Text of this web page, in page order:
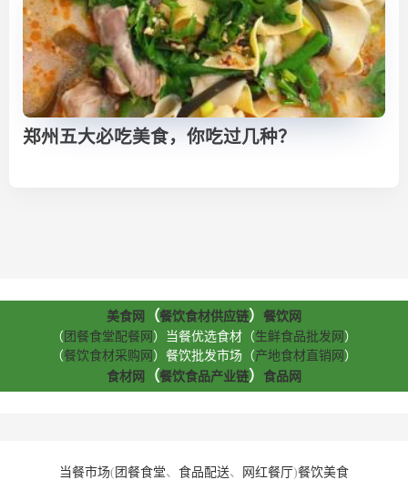
郑州五大必吃美食，你吃过几种？
美食网 （餐饮食材供应链）
餐饮网
（ 团餐食堂配餐网 ）当餐优选食材（生鲜食品批发网 ）
（餐饮食材采购网 ）餐饮批发市场（产地食材直销网 ）
食材网
（餐饮食品产业链） 食品网
当餐市场( 团餐食堂、 食品配送、 网红餐厅)餐饮美食